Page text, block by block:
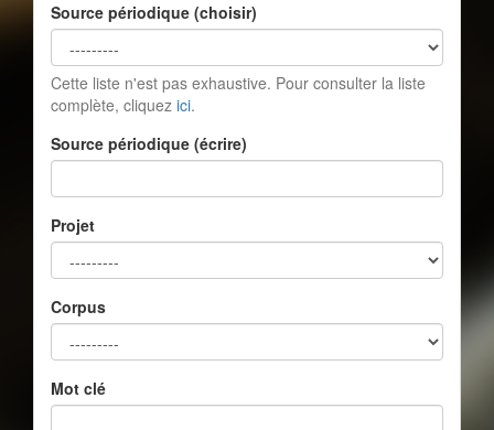
Source périodique (choisir)
Cette liste n'est pas exhaustive. Pour consulter la liste
complète, cliquez ici.
Source périodique (écrire)
Projet
Corpus
Mot clé